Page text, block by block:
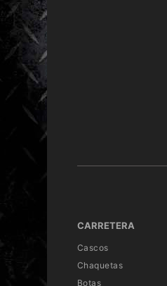
CARRETERA
Cascos
Chaquetas
Botas